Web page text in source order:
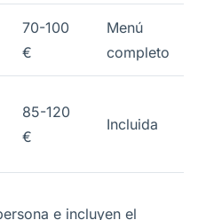
70-100
€
Menú
completo
85-120
€
Incluida
e incluyen el